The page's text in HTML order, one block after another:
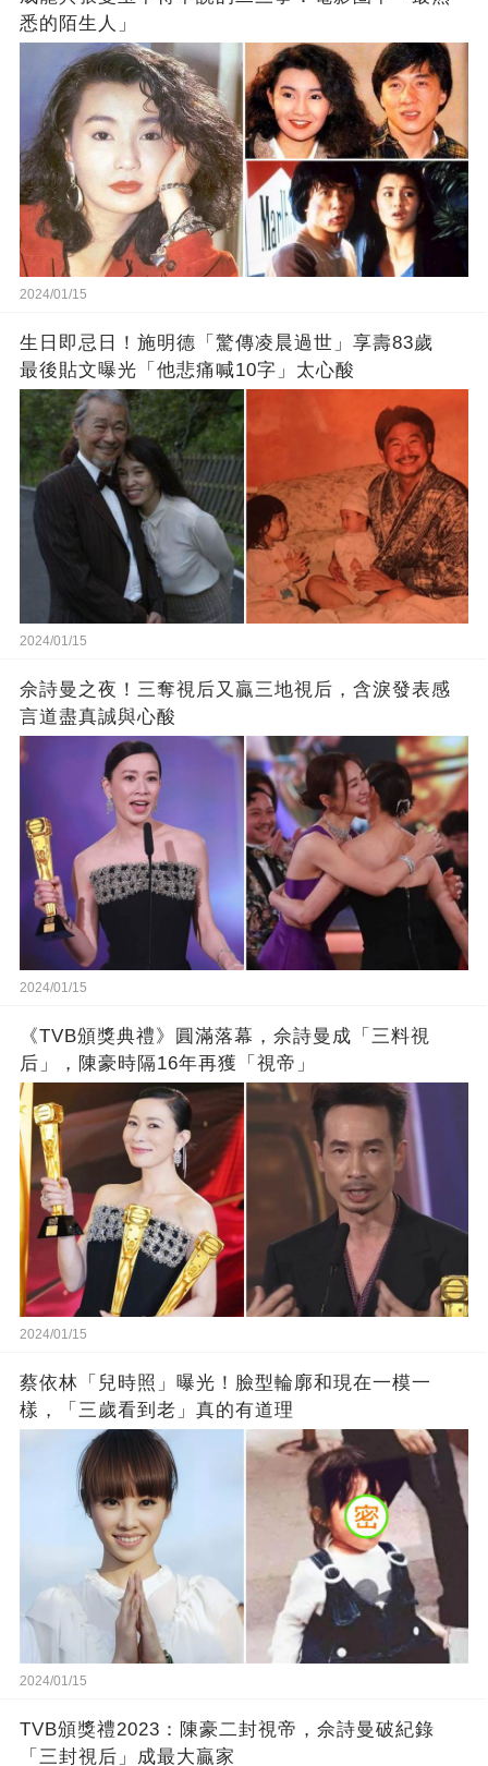
悉的陌生人」
2024/01/15
生日即忌日！施明德「驚傳凌晨過世」享壽83歲
最後貼文曝光「他悲痛喊10字」太心酸
2024/01/15
佘詩曼之夜！三奪視后又贏三地視后，含淚發表感
言道盡真誠與心酸
2024/01/15
《TVB頒獎典禮》圓滿落幕，佘詩曼成「三料視
后」，陳豪時隔16年再獲「視帝」
2024/01/15
蔡依林「兒時照」曝光！臉型輪廓和現在一模一
樣，「三歲看到老」真的有道理
2024/01/15
TVB頒獎禮2023：陳豪二封視帝，佘詩曼破紀錄
「三封視后」成最大贏家